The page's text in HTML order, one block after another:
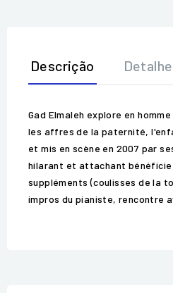
Descrição
Gad Elmaleh explore en
les affres de la paternité,
et mis en scène en 2007 par
hilarant et attachant bénéficie
suppléments (coulisses de la
impros du pianiste, rencontre